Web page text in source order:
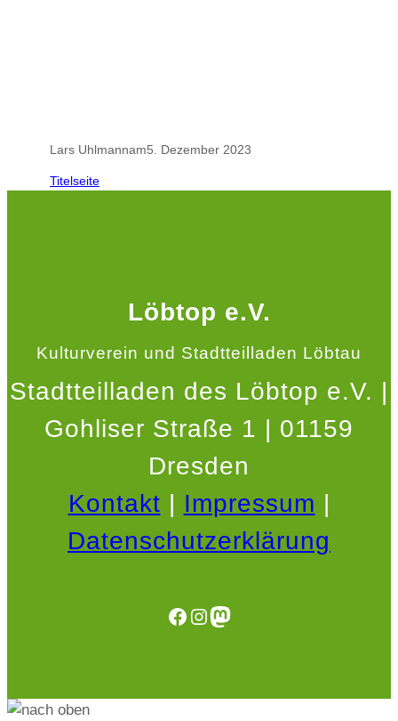
Lars Uhlmannam5. Dezember 2023
Titelseite
Löbtop e.V.
Kulturverein und Stadtteilladen Löbtau
Stadtteilladen des Löbtop e.V. |
Gohliser Straße 1 | 01159
Dresden
Kontakt | Impressum |
Datenschutzerklärung
Facebook
Instagram
Mastodon